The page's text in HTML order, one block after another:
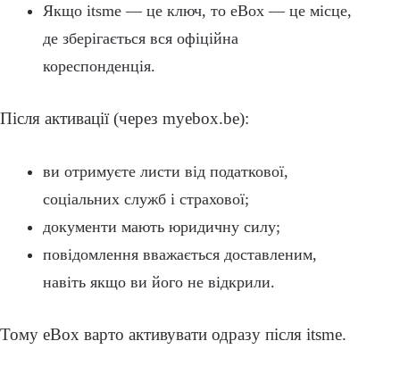
Якщо itsme — це ключ, то eBox — це місце,
де зберігається вся офіційна
кореспонденція.
Після активації (через myebox.be):
ви отримуєте листи від податкової,
соціальних служб і страхової;
документи мають юридичну силу;
повідомлення вважається доставленим,
навіть якщо ви його не відкрили.
Тому eBox варто активувати одразу після itsme.